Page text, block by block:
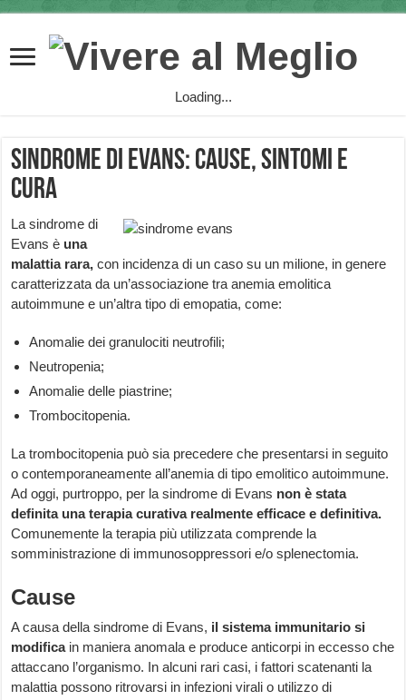
Loading...
Sindrome di Evans: cause, sintomi e
cura
La sindrome di
Evans è una
malattia rara, con incidenza di un caso su un milione, in genere
caratterizzata da un’associazione tra anemia emolitica
autoimmune e un’altra tipo di emopatia, come:
Anomalie dei granulociti neutrofili;
Neutropenia;
Anomalie delle piastrine;
Trombocitopenia.
La trombocitopenia può sia precedere che presentarsi in seguito
o contemporaneamente all’anemia di tipo emolitico autoimmune.
Ad oggi, purtroppo, per la sindrome di Evans non è stata
definita una terapia curativa realmente efficace e definitiva.
Comunemente la terapia più utilizzata comprende la
somministrazione di immunosoppressori e/o splenectomia.
Cause
A causa della sindrome di Evans, il sistema immunitario si
modificain maniera anomala e produce anticorpi in eccesso che
attaccano l’organismo. In alcuni rari casi, i fattori scatenanti la
malattia possono ritrovarsi in infezioni virali o utilizzo di